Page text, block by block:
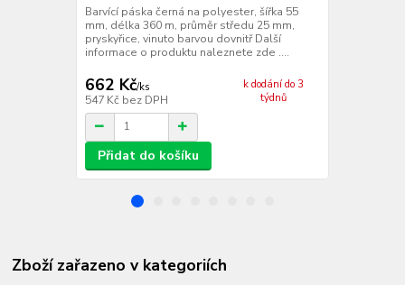
Barvící páska černá na polyester, šířka 55
mm, délka 360 m, průměr středu 25 mm,
pryskyřice, vinuto barvou dovnitř Další
informace o produktu naleznete zde ....
662 Kč/ks
547 Kč bez DPH
k dodání do 3
týdnů
Přidat do košíku
Zboží zařazeno v kategoriích